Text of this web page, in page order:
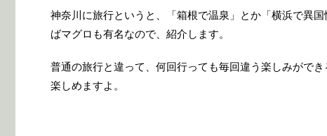
神奈川に旅行というと、「箱根で温泉」とか「横浜で異
ばマグロも有名なので、紹介します。
普通の旅行と違って、何回行っても毎回違う楽しみがで
楽しめますよ。